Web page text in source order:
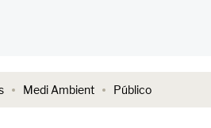
Medi Ambient Público